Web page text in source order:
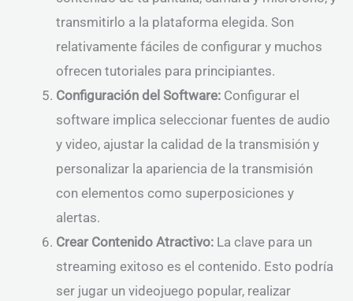
transmitirlo a la plataforma elegida. Son
relativamente fáciles de configurar y muchos
ofrecen tutoriales para principiantes.
Configuración del Software: Configurar el
software implica seleccionar fuentes de audio
y video, ajustar la calidad de la transmisión y
personalizar la apariencia de la transmisión
con elementos como superposiciones y
alertas.
Crear Contenido Atractivo: La clave para un
streaming exitoso es el contenido. Esto podría
ser jugar un videojuego popular, realizar